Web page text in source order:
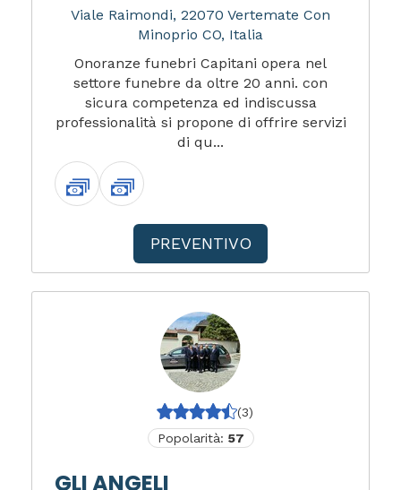
Viale Raimondi, 22070 Vertemate Con
Minoprio CO, Italia
Onoranze funebri Capitani opera nel
settore funebre da oltre 20 anni. con
sicura competenza ed indiscussa
professionalità si propone di offrire servizi
di qu...
PREVENTIVO
(3)
Popolarità: 57
GLI ANGELI